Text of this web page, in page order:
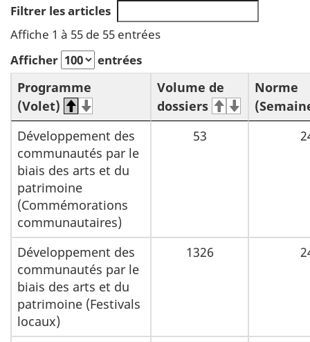
Filtrer les articles
Affiche 1 à 55 de 55 entrées
Afficher
entrées
Programme
(Volet)
Volume de
dossiers
Norme
Développement des
communautés par le
biais des arts et du
patrimoine
(Commémorations
communautaires)
53
Développement des
communautés par le
biais des arts et du
patrimoine (Festivals
locaux)
1326